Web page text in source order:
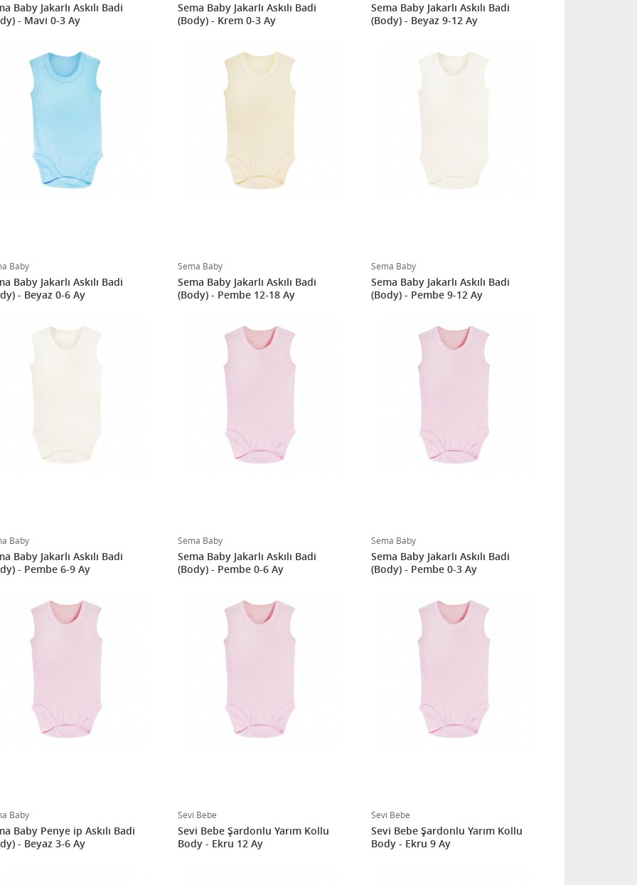
Baby Jakarlı Askılı Badi
- Mavi 0-3 Ay
Sema Baby Jakarlı Askılı Badi
(Body) - Krem 0-3 Ay
Sema Baby Jakarlı Askılı Badi
(Body) - Beyaz 9-12 Ay
Baby
Baby Jakarlı Askılı Badi
- Beyaz 0-6 Ay
Sema Baby
Sema Baby Jakarlı Askılı Badi
(Body) - Pembe 12-18 Ay
Sema Baby
Sema Baby Jakarlı Askılı Badi
(Body) - Pembe 9-12 Ay
Baby
Baby Jakarlı Askılı Badi
- Pembe 6-9 Ay
Sema Baby
Sema Baby Jakarlı Askılı Badi
(Body) - Pembe 0-6 Ay
Sema Baby
Sema Baby Jakarlı Askılı Badi
(Body) - Pembe 0-3 Ay
Baby
Baby Penye ip Askılı Badi
- Beyaz 3-6 Ay
Sevi Bebe
Sevi Bebe Şardonlu Yarım Kollu
Body - Ekru 12 Ay
Sevi Bebe
Sevi Bebe Şardonlu Yarım Kollu
Body - Ekru 9 Ay